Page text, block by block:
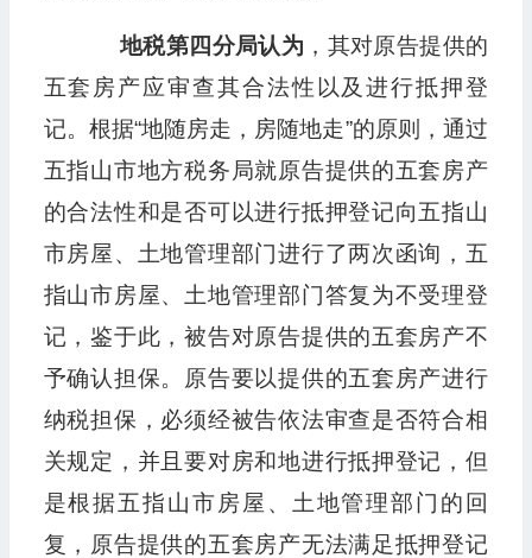
地税第四分局认为 ，其对原告提供的
五套房产应审查其合法性以及进行抵押登
记。根据“地随房走，房随地走”的原则，通过
五指山市地方税务局就原告提供的五套房产
的合法性和是否可以进行抵押登记向五指山
市房屋、土地管理部门进行了两次函询，五
指山市房屋、土地管理部门答复为不受理登
记，鉴于此，被告对原告提供的五套房产不
予确认担保。原告要以提供的五套房产进行
纳税担保，必须经被告依法审查是否符合相
关规定，并且要对房和地进行抵押登记，但
是根据五指山市房屋、土地管理部门的回
复，原告提供的五套房产无法满足抵押登记